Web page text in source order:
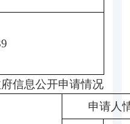
信息公开申请情况
申请人